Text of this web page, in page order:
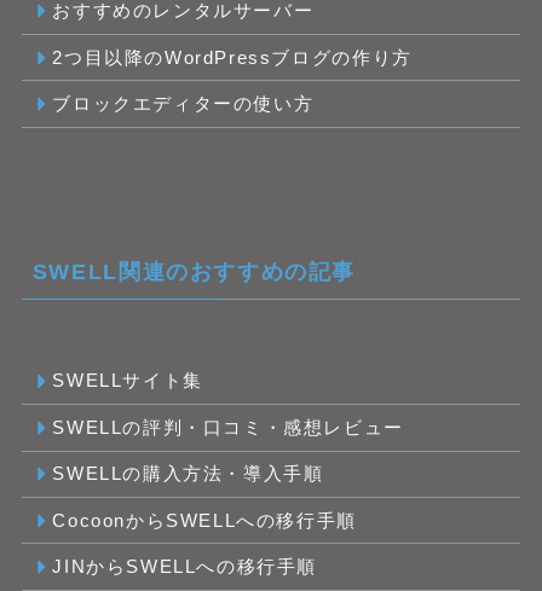
おすすめのレンタルサーバー
2つ目以降のWordPressブログの作り方
ブロックエディターの使い方
SWELL関連のおすすめの記事
SWELLサイト集
SWELLの評判・口コミ・感想レビュー
SWELLの購入方法・導入手順
CocoonからSWELLへの移行手順
JINからSWELLへの移行手順